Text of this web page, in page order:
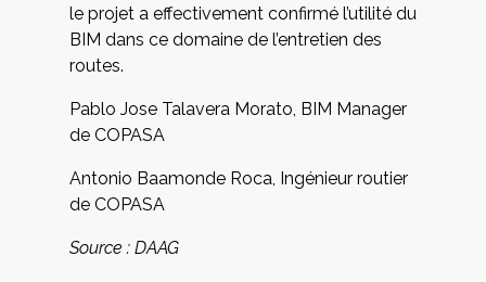
le projet a effectivement confirmé l’utilité du
BIM dans ce domaine de l’entretien des
routes.
Pablo Jose Talavera Morato, BIM Manager
de COPASA
Antonio Baamonde Roca, Ingénieur routier
de COPASA
Source : DAAG